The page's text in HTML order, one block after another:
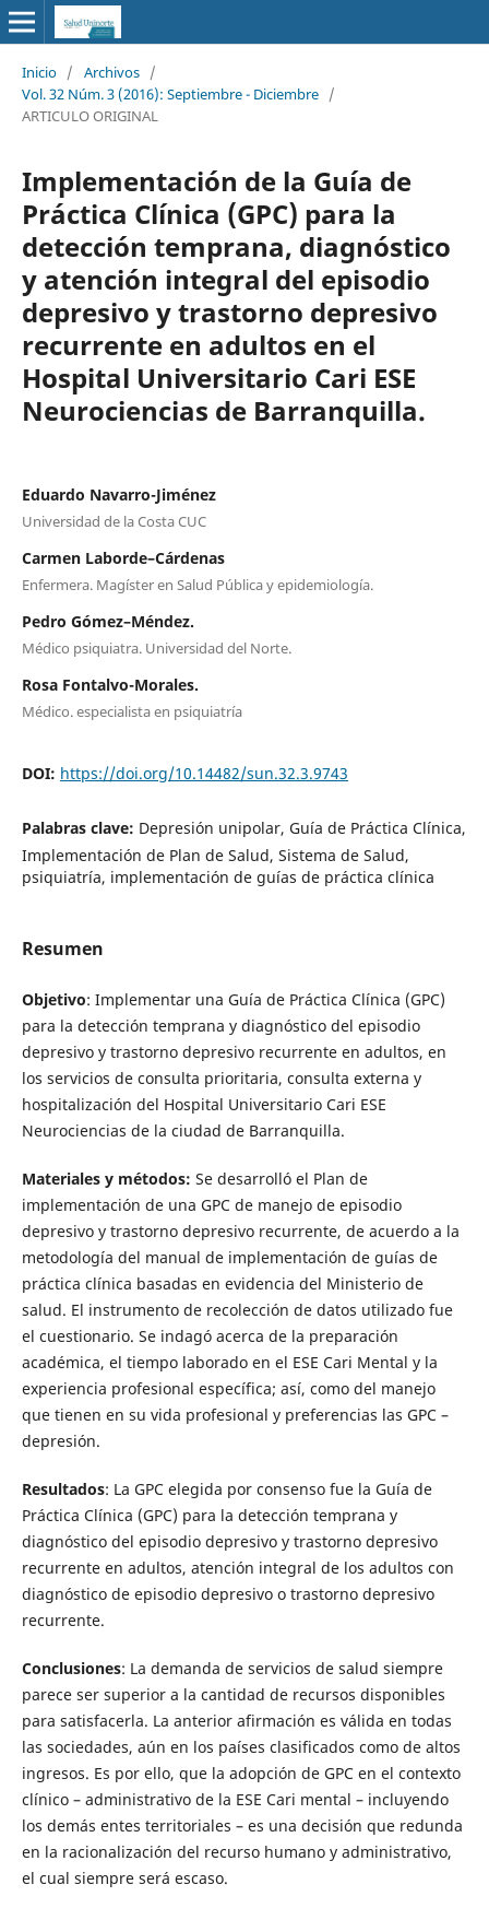
Inicio / Archivos /
Vol. 32 Núm. 3 (2016): Septiembre - Diciembre /
ARTICULO ORIGINAL
Implementación de la Guía de
Práctica Clínica (GPC) para la
detección temprana, diagnóstico
y atención integral del episodio
depresivo y trastorno depresivo
recurrente en adultos en el
Hospital Universitario Cari ESE
Neurociencias de Barranquilla.
Eduardo Navarro-Jiménez
Universidad de la Costa CUC
Carmen Laborde–Cárdenas
Enfermera. Magíster en Salud Pública y epidemiología.
Pedro Gómez–Méndez.
Médico psiquiatra. Universidad del Norte.
Rosa Fontalvo-Morales.
Médico. especialista en psiquiatría
DOI: https://doi.org/10.14482/sun.32.3.9743
Palabras clave: Depresión unipolar, Guía de Práctica Clínica,
Implementación de Plan de Salud, Sistema de Salud,
psiquiatría, implementación de guías de práctica clínica
Resumen
Objetivo: Implementar una Guía de Práctica Clínica (GPC)
para la detección temprana y diagnóstico del episodio
depresivo y trastorno depresivo recurrente en adultos, en
los servicios de consulta prioritaria, consulta externa y
hospitalización del Hospital Universitario Cari ESE
Neurociencias de la ciudad de Barranquilla.
Materiales y métodos: Se desarrolló el Plan de
implementación de una GPC de manejo de episodio
depresivo y trastorno depresivo recurrente, de acuerdo a la
metodología del manual de implementación de guías de
práctica clínica basadas en evidencia del Ministerio de
salud. El instrumento de recolección de datos utilizado fue
el cuestionario. Se indagó acerca de la preparación
académica, el tiempo laborado en el ESE Cari Mental y la
experiencia profesional específica; así, como del manejo
que tienen en su vida profesional y preferencias las GPC –
depresión.
Resultados: La GPC elegida por consenso fue la Guía de
Práctica Clínica (GPC) para la detección temprana y
diagnóstico del episodio depresivo y trastorno depresivo
recurrente en adultos, atención integral de los adultos con
diagnóstico de episodio depresivo o trastorno depresivo
recurrente.
Conclusiones: La demanda de servicios de salud siempre
parece ser superior a la cantidad de recursos disponibles
para satisfacerla. La anterior afirmación es válida en todas
las sociedades, aún en los países clasificados como de altos
ingresos. Es por ello, que la adopción de GPC en el contexto
clínico – administrativo de la ESE Cari mental – incluyendo
los demás entes territoriales – es una decisión que redunda
en la racionalización del recurso humano y administrativo,
el cual siempre será escaso.